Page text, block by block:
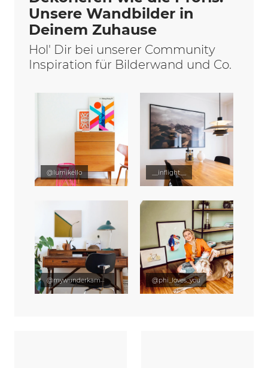
Unsere Wandbilder in
Deinem Zuhause
Hol' Dir bei unserer Community
Inspiration für Bilderwand und Co.
@lumikello __inflight__
@mywunderkammer @phi_loves_you